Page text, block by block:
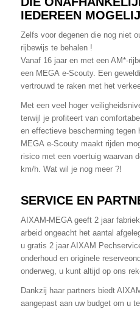
IEDEREEN
Zelfs voor degenen die nog niet
rijbewijs te behalen !
Vanaf 16 jaar en met een AM*-
een MEGA e-Scouty. Een
vertrouwd te raken met het
Met een veel hoger
terwijl je profiteert van
en effectieve bescherming tegen
MEGA e-Scouty maakt rijden
risico met een voertuig waarvan
km/h. Wat wil je nog meer ?!
SERVICE EN
AIXAM-MEGA geeft 2 jaar
arbeid ongeacht het aantal
u gratis 2 jaar AIXAM
onderhoud en originele
onderweg, u kunt altijd op ons
Dankzij haar partners biedt
aangepast aan uw budget om u